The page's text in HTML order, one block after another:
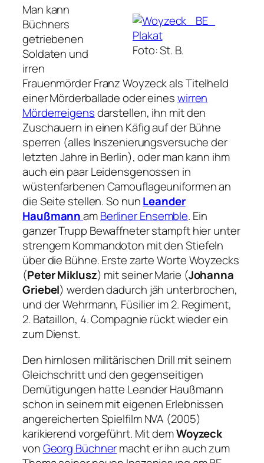
Foto: St. B.
Man kann
Büchners
getriebenen
Soldaten und
irren
Frauenmörder Franz Woyzeck als Titelheld
einer Mörderballade oder eineswirren
Mörderreigensdarstellen, ihn mit den
Zuschauern in einen Käfig auf der Bühne
sperren (alles Inszenierungsversuche der
letzten Jahre in Berlin), oder man kann ihm
auch ein paar Leidensgenossen in
wüstenfarbenen Camouflageuniformen an
die Seite stellen. So nunLeander
HaußmannamBerliner Ensemble. Ein
ganzer Trupp Bewaffneter stampft hier unter
strengem Kommandoton mit den Stiefeln
über die Bühne. Erste zarte Worte Woyzecks
(Peter Miklusz) mit seiner Marie (Johanna
Griebel) werden dadurch jäh unterbrochen,
und der Wehrmann, Füsilier im 2. Regiment,
2. Bataillon, 4. Compagnie rückt wieder ein
zum Dienst.
Den hirnlosen militärischen Drill mit seinem
Gleichschritt und den gegenseitigen
Demütigungen hatte Leander Haußmann
schon in seinem mit eigenen Erlebnissen
angereicherten SpielfilmNVA (2005)
karikierend vorgeführt. Mit demWoyzeck
vonGeorg Büchnermacht er ihn auch zum